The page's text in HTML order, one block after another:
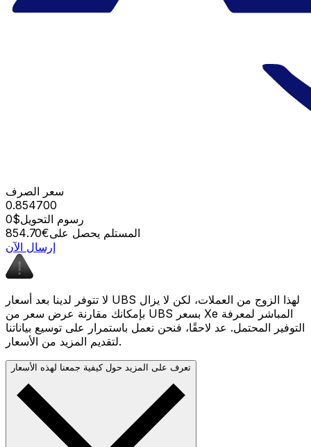
سعر الصرف
0.854700
رسوم التحويل$0
المستلم يحصل على€854.70
إرسال الآن
لا تتوفر لدينا بعد أسعار UBS لهذا الزوج من العملات، لكن لا يزال
بإمكانك مقارنة عرض سعر من UBS بسعر Xe المباشر لمعرفة
التوفير المحتمل. عد لاحقًا، فنحن نعمل باستمرار على توسيع بياناتنا
لتقديم المزيد من الأسعار.
تعرف على المزيد حول كيفية جمعنا لهذه الأسعار